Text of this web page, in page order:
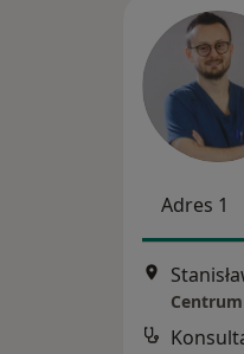
Adres 1